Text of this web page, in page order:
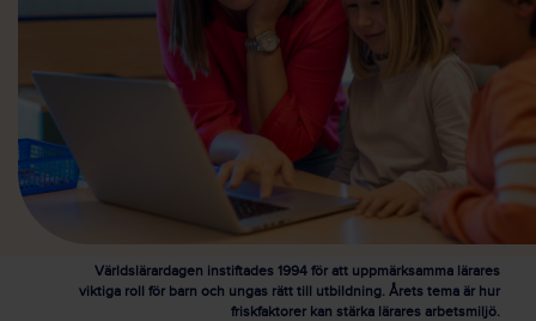
Världslärardagen instiftades 1994 för att uppmärksamma lärares
viktiga roll för barn och ungas rätt till utbildning. Årets tema är hur
friskfaktorer kan stärka lärares arbetsmiljö.